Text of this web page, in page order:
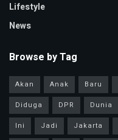
Lifestyle
News
Browse by Tag
Akan Anak Baru
Diduga
DPR Dunia
Ini
Jadi Jakarta